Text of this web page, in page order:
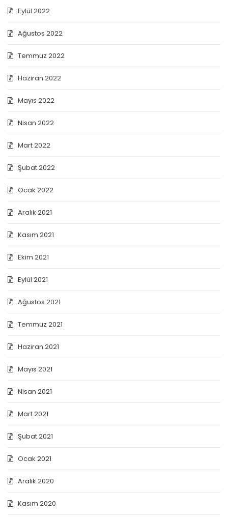
Eylül 2022
Ağustos 2022
Temmuz 2022
Haziran 2022
Mayıs 2022
Nisan 2022
Mart 2022
Şubat 2022
Ocak 2022
Aralık 2021
Kasım 2021
Ekim 2021
Eylül 2021
Ağustos 2021
Temmuz 2021
Haziran 2021
Mayıs 2021
Nisan 2021
Mart 2021
Şubat 2021
Ocak 2021
Aralık 2020
Kasım 2020